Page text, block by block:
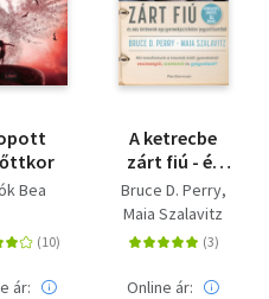
Bea
ár:
A ketrecbe
zárt fiú - és
más
történetek
egy
gyermekpszichiáter
jegyzetfüzetéből
Bruce D. Perry
Maia Szalavitz
Online ár: